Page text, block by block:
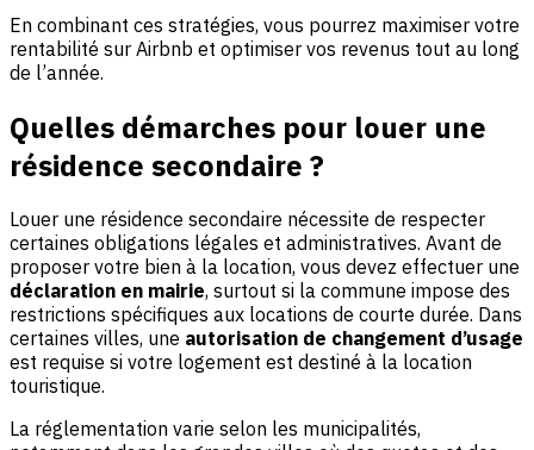
En combinant ces stratégies, vous pourrez maximiser votre
rentabilité sur Airbnb et optimiser vos revenus tout au long
de l’année.
Quelles démarches pour louer une
résidence secondaire ?
Louer une résidence secondaire nécessite de respecter
certaines obligations légales et administratives. Avant de
proposer votre bien à la location, vous devez effectuer une
déclaration en mairie, surtout si la commune impose des
restrictions spécifiques aux locations de courte durée. Dans
certaines villes, une autorisation de changement d’usage
est requise si votre logement est destiné à la location
touristique.
La réglementation varie selon les municipalités,